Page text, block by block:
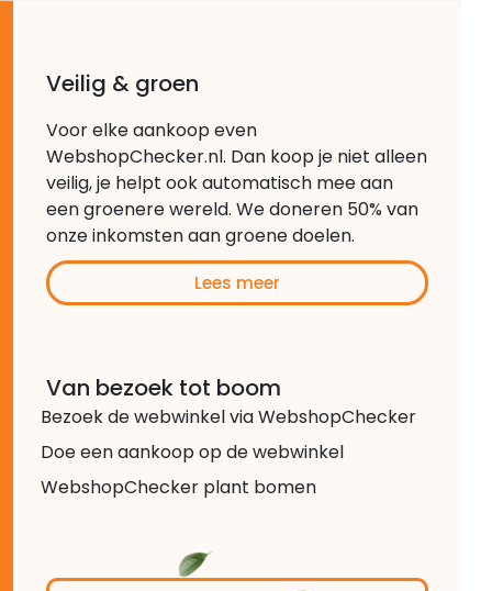
Veilig & groen
Voor elke aankoop even
WebshopChecker.nl. Dan koop je niet alleen
veilig, je helpt ook automatisch mee aan
een groenere wereld. We doneren 50% van
onze inkomsten aan groene doelen.
Lees meer
Van bezoek tot boom
Bezoek de webwinkel via WebshopChecker
Doe een aankoop op de webwinkel
WebshopChecker plant bomen